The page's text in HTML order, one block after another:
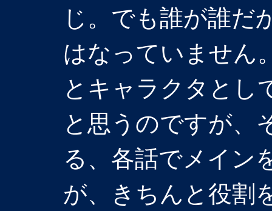
じ。でも誰が誰だ
はなっていません
とキャラクタとし
と思うのですが、
る、各話でメイン
が、きちんと役割